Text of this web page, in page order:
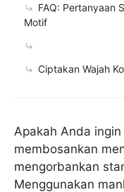
Apakah Anda
membosankan
mengorbankan
Menggunakan
FAQ: Pertanyaan
Motif
Ciptakan Wajah